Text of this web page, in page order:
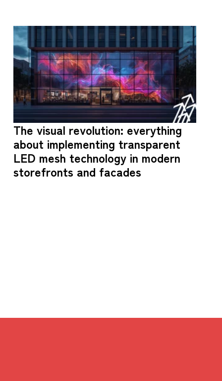
The visual revolution: everything
about implementing transparent
LED mesh technology in modern
storefronts and facades